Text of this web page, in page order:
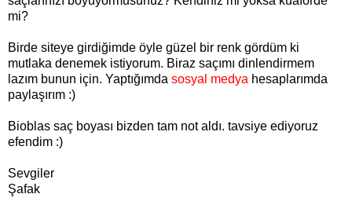
mi?
Birde siteye girdiğimde öyle güzel bir renk gördüm ki
mutlaka denemek istiyorum. Biraz saçımı dinlendirmem
lazım bunun için. Yaptığımda sosyal medya hesaplarımda
paylaşırım :)
Bioblas saç boyası bizden tam not aldı. tavsiye ediyoruz
efendim :)
Sevgiler
Şafak